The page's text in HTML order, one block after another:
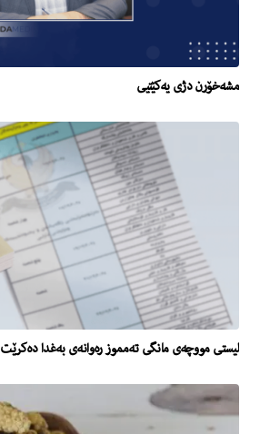
مشەخۆرن دژی یەکێتیی
لیستی مووچەی مانگی تەمموز رەوانەی بەغدا دەکرێت